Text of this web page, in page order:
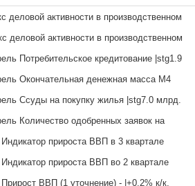
деловой активности в производственном
деловой активности в производственном
Потребительское кредитование |stg1.9
Окончательная денежная масса М4
Ссуды на покупку жилья |stg7.0 млрд.
Количество одобренных заявок на
прироста ВВП в 3 квартале
прироста ВВП во 2 квартале
ВВП (1 уточнение) - |+0.2% к/к,